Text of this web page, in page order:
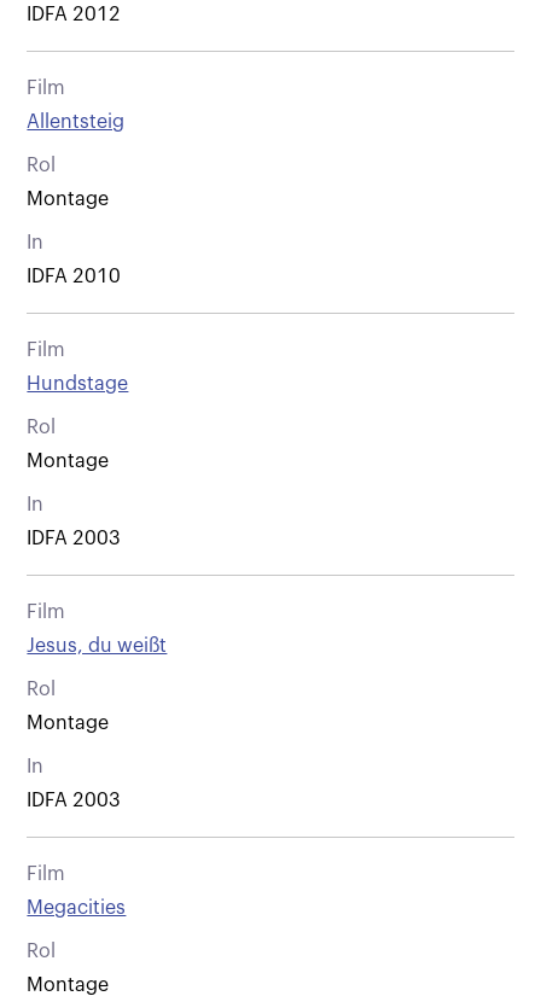
IDFA 2012
Film
Allentsteig
Rol
Montage
In
IDFA 2010
Film
Hundstage
Rol
Montage
In
IDFA 2003
Film
Jesus, du weißt
Rol
Montage
In
IDFA 2003
Film
Megacities
Rol
Montage